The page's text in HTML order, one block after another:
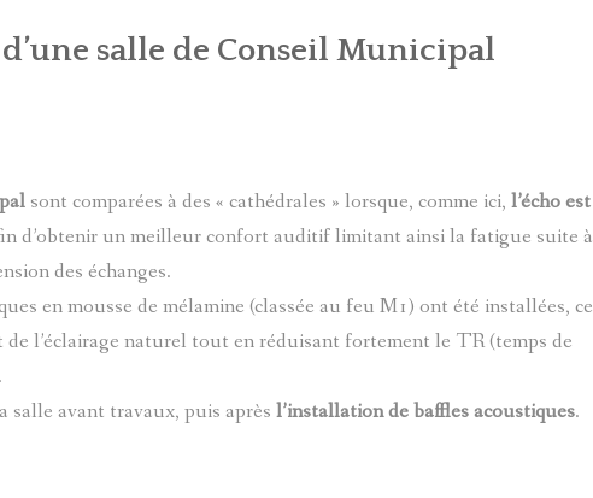
ET MAISON DE L’ENFANCE
salle de Conseil Municipal
sont comparées à des « cathédrales » lorsque, comme ici, l’écho est
d’obtenir un meilleur confort auditif limitant ainsi la fatigue suite à
des échanges.
en mousse de mélamine (classée au feu M1) ont été installées, ce
de l’éclairage naturel tout en réduisant fortement le TR (temps de
salle avant travaux, puis après l’installation de baffles acoustiques.